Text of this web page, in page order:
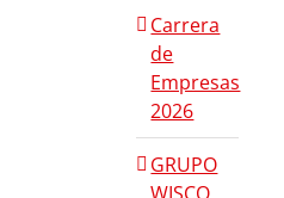
Carrera
de
Empresas
2026
GRUPO